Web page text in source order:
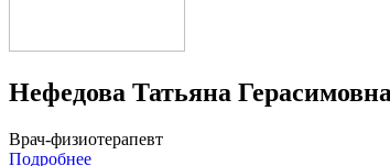
Нефедова Татьяна
Врач-физиотерапевт
Подробнее